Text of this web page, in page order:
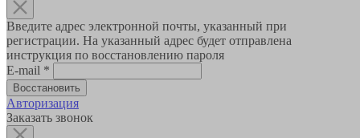
Введите адрес электронной почты, указанный при
регистрации. На указанный адрес будет отправлена
инструкция по восстановлению пароля
E-mail *
Авторизация
Заказать звонок